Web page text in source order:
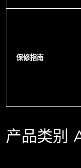
保修指南
产品类别